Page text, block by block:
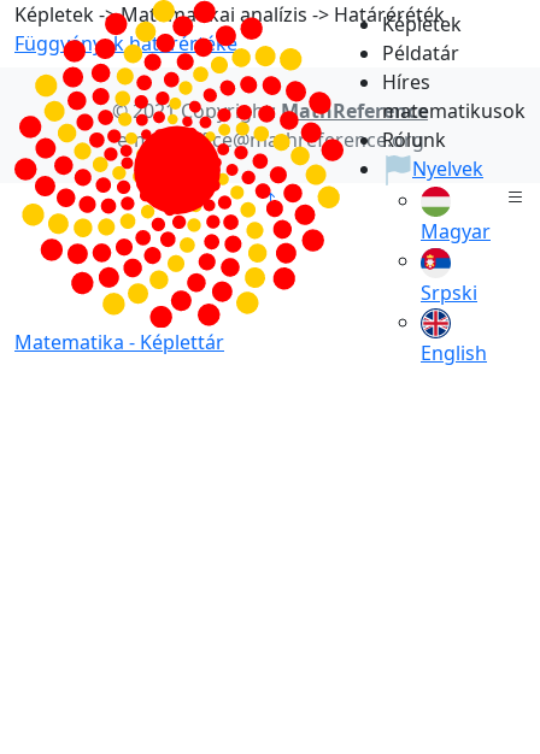
Matematika - Képlettár
Képletek
Példatár
Híres
matematikusok
Rólunk
Nyelvek
Magyar
Srpski
English
Képletek -> Matematikai analízis -> Határéréték
Függvények határértéke
© 2021 Copyright:MathReference
e-mail: office@mathreference.org